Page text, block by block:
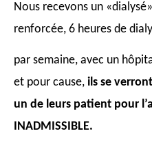
Nous recevons un
renforcée, 6 heures de
par semaine, avec un
et pour cause, ils se
un de leurs patient pour
INADMISSIBLE.